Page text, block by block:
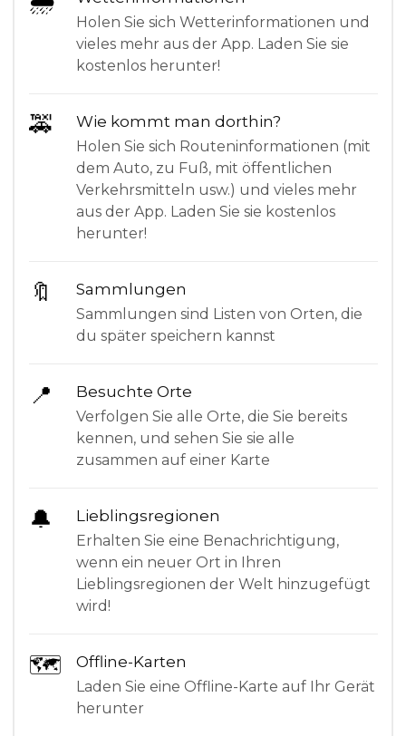
Holen Sie sich Wetterinformationen und
vieles mehr aus der App. Laden Sie sie
kostenlos herunter!
🚕 Wie kommt man dorthin?
Holen Sie sich Routeninformationen (mit
dem Auto, zu Fuß, mit öffentlichen
Verkehrsmitteln usw.) und vieles mehr
aus der App. Laden Sie sie kostenlos
herunter!
🔖 Sammlungen
Sammlungen sind Listen von Orten, die
du später speichern kannst
📍 Besuchte Orte
Verfolgen Sie alle Orte, die Sie bereits
kennen, und sehen Sie sie alle
zusammen auf einer Karte
🔔 Lieblingsregionen
Erhalten Sie eine Benachrichtigung,
wenn ein neuer Ort in Ihren
Lieblingsregionen der Welt hinzugefügt
wird!
🗺 Offline-Karten
Laden Sie eine Offline-Karte auf Ihr Gerät
herunter